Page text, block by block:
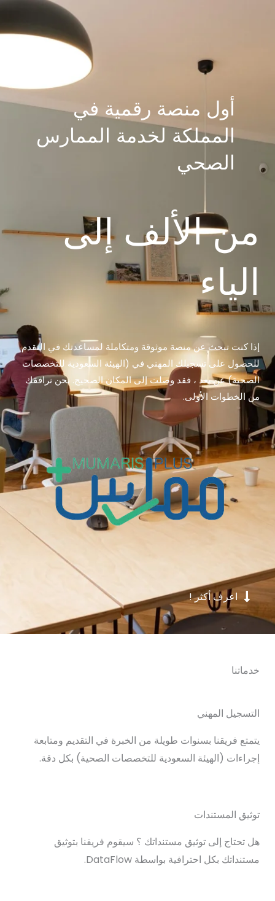
أول منصة رقمية في
المملكة لخدمة الممارس
الصحي
من الألف إلى
الياء
إذا كنت تبحث عن منصة موثوقة ومتكاملة لمساعدتك في التقدم
للحصول على تسجيلك المهني في (الهيئة السعودية للتخصصات
الصحية) عن بعد ، فقد وصلت إلى المكان الصحيح. نحن نرافقك
من الخطوات الأولى.
اعرف أكثر !
خدماتنا
التسجيل المهني
يتمتع فريقنا بسنوات طويلة من الخبرة في التقديم ومتابعة
إجراءات (الهيئة السعودية للتخصصات الصحية) بكل دقة.
توثيق المستندات
هل تحتاج إلى توثيق مستنداتك ؟ سيقوم فريقنا بتوثيق
مستنداتك بكل احترافية بواسطة DataFlow.